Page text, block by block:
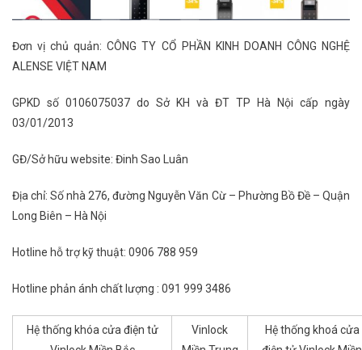
Đơn vị chủ quản: CÔNG TY CỔ PHẦN KINH DOANH CÔNG NGHỆ
ALENSE VIỆT NAM
GPKD số 0106075037 do Sở KH và ĐT TP Hà Nội cấp ngày
03/01/2013
GĐ/Sở hữu website: Đinh Sao Luân
Địa chỉ: Số nhà 276, đường Nguyễn Văn Cừ – Phường Bồ Đề – Quận
Long Biên – Hà Nội
Hotline hỗ trợ kỹ thuật: 0906 788 959
Hotline phản ánh chất lượng : 091 999 3486
Hệ thống khóa cửa điện tử
Vinlock
Hệ thống khoá cửa